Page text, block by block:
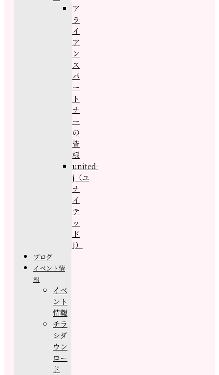
ア
ラ
イ
ア
ン
ス
パ
ー
ト
ナ
ー
の
皆
様
united-
j（ユ
ナ
イ
テ
ッ
ド
J）
ブログ
イベント情
報
イベ
ント
情報
チラ
シダ
ウン
ロー
ド